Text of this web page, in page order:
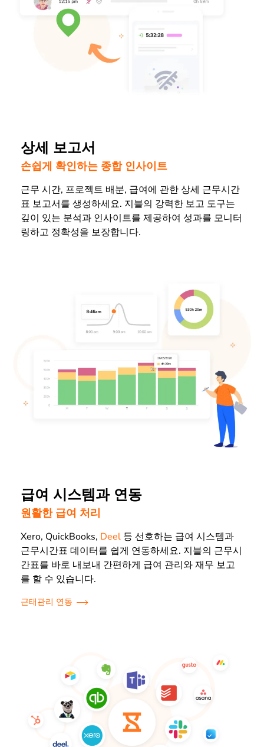
상세 보고서
손쉽게 확인하는 종합 인사이트
근무 시간, 프로젝트 배분, 급여에 관한 상세 근무시간
표 보고서를 생성하세요. 지블의 강력한 보고 도구는
깊이 있는 분석과 인사이트를 제공하여 성과를 모니터
링하고 정확성을 보장합니다.
급여 시스템과 연동
원활한 급여 처리
Xero, QuickBooks, Deel 등 선호하는 급여 시스템과
근무시간표 데이터를 쉽게 연동하세요. 지블의 근무시
간표를 바로 내보내 간편하게 급여 관리와 재무 보고
를 할 수 있습니다.
근태관리 연동